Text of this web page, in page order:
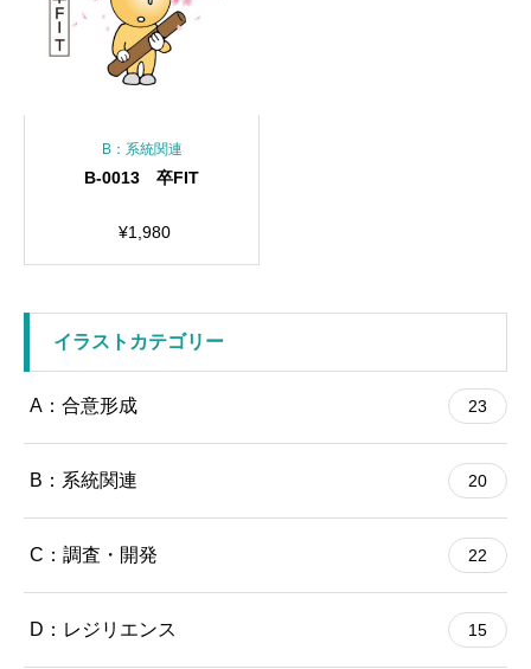
B：系統関連
B-0013 卒FIT
¥1,980
イラストカテゴリー
A：合意形成 23
B：系統関連 20
C：調査・開発 22
D：レジリエンス 15